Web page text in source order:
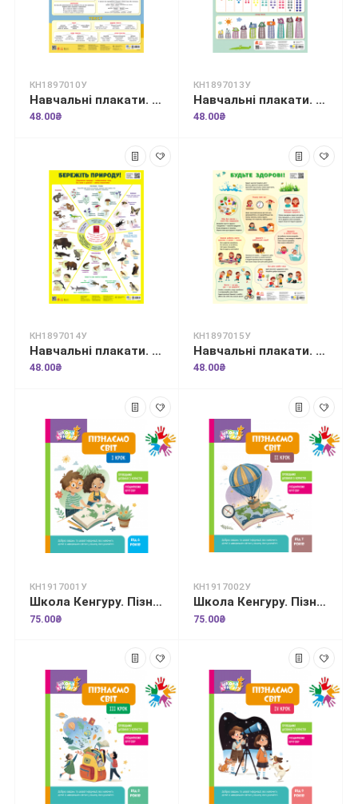
КН1897010У
Навчальні плакати. Українська мова. Слово. Речення. Текст
48.00₴
КН1897013У
Навчальні плакати. Математика для дошкільнят
48.00₴
КН1897014У
Навчальні плакати. Бережіть природу!
48.00₴
КН1897015У
Навчальні плакати. Будьте здорові!
48.00₴
КН1917001У
Школа Кенгуру. Пізнаємо світ. I крок
75.00₴
КН1917002У
Школа Кенгуру. Пізнаємо світ. II крок
75.00₴